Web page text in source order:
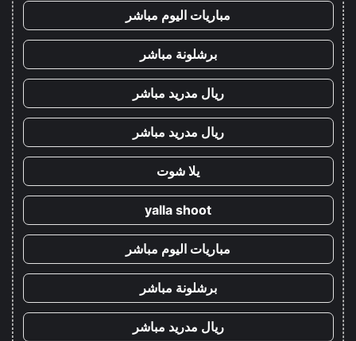
مباريات اليوم مباشر
برشلونة مباشر
ريال مدريد مباشر
ريال مدريد مباشر
يلا شوت
yalla shoot
مباريات اليوم مباشر
برشلونة مباشر
ريال مدريد مباشر